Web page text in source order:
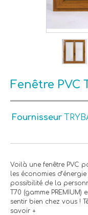
Fenêtre PVC
Fournisseur
Voilà une fenêtre PVC
les économies
possibilité de la
T70 (gamme
sentir bien chez vous !
savoir +